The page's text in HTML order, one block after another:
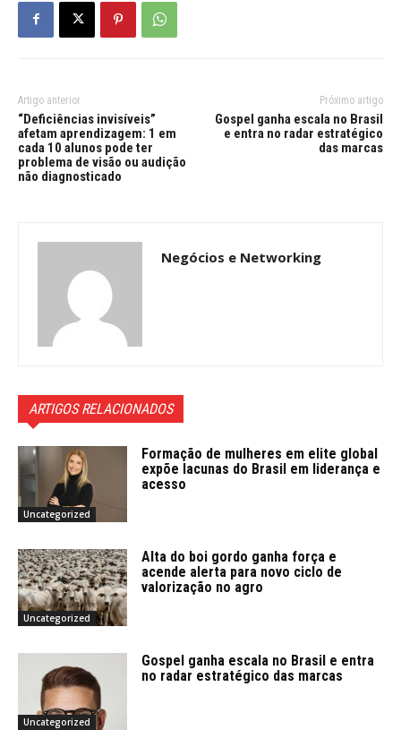
Artigo anterior
“Deficiências invisíveis”
afetam aprendizagem: 1 em
cada 10 alunos pode ter
problema de visão ou audição
não diagnosticado
Próximo artigo
Gospel ganha escala no Brasil
e entra no radar estratégico
das marcas
Negócios e Networking
ARTIGOS RELACIONADOS
Uncategorized
Formação de mulheres em elite global
expõe lacunas do Brasil em liderança e
acesso
Uncategorized
Alta do boi gordo ganha força e
acende alerta para novo ciclo de
valorização no agro
Uncategorized
Gospel ganha escala no Brasil e entra
no radar estratégico das marcas